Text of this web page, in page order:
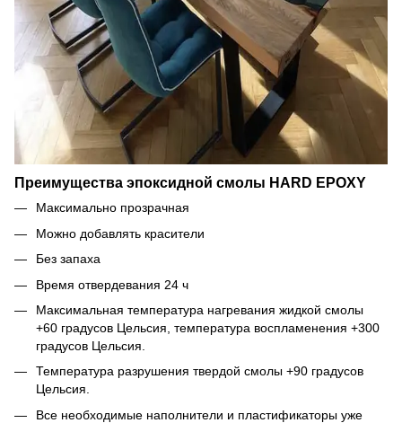
Преимущества эпоксидной смолы HARD EPOXY
Максимально прозрачная
Можно добавлять красители
Без запаха
Время отвердевания 24 ч
Максимальная температура нагревания жидкой смолы
+60 градусов Цельсия, температура воспламенения +300
градусов Цельсия.
Температура разрушения твердой смолы +90 градусов
Цельсия.
Все необходимые наполнители и пластификаторы уже